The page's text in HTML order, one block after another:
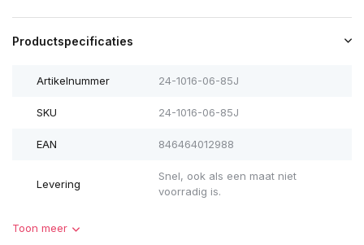
Productspecificaties
Artikelnummer 24-1016-06-85J
SKU 24-1016-06-85J
EAN 846464012988
Levering
Snel, ook als een maat niet
voorradig is.
Toon meer